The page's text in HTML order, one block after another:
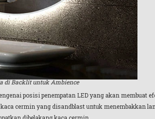
di Backlit untuk Ambience
posisi penempatan LED yang akan membuat
cermin yang disandblast untuk menembakkan